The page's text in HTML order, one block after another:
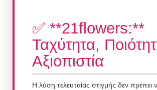
✅ **21flowers:**
Ταχύτητα,
Αξιοπιστία
Η λύση τελευταίας στιγμής δεν πρέπει